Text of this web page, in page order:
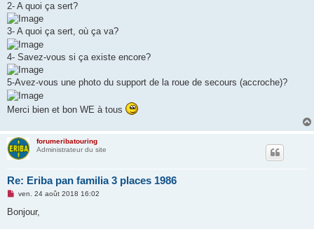
2- A quoi ça sert?
3- A quoi ça sert, où ça va?
4- Savez-vous si ça existe encore?
5-Avez-vous une photo du support de la roue de secours (accroche)?
Merci bien et bon WE à tous
forumeribatouring
Administrateur du site
Re: Eriba pan familia 3 places 1986
M
s
ven. 24 août 2018 16:02
Bonjour,